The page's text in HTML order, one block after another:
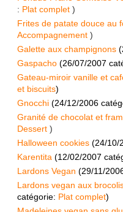
: Plat complet )
Frites de patate douce au
Accompagnement )
Galette aux champignons (
Gaspacho (26/07/2007
Gateau-miroir vanille et
et biscuits)
Gnocchi (24/12/2006
Granité de chocolat et
Dessert )
Halloween cookies (24/10/
Karentita (12/02/2007
Lardons Vegan (29/11/
Lardons vegan aux
catégorie: Plat complet)